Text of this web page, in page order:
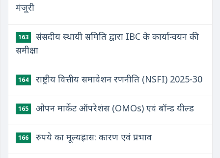
मंजूरी
163
संसदीय स्थायी समिति द्वारा IBC के कार्यान्वयन की
समीक्षा
164 राष्ट्रीय वित्तीय समावेशन रणनीति (NSFI) 2025-30
165 ओपन मार्केट ऑपरेशंस (OMOs) एवं बॉन्ड यील्ड
166 रुपये का मूल्यह्रास: कारण एवं प्रभाव